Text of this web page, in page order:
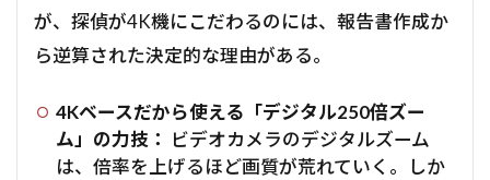
が、探偵が4K機にこだわるのには、報告書作成か
ら逆算された決定的な理由がある。
4Kベースだから使える「デジタル250倍ズー
ム」の力技：
ビデオカメラのデジタルズーム
は、倍率を上げるほど画質が荒れていく。しか